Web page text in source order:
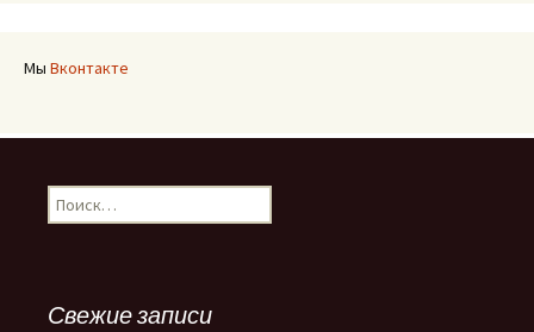
Мы Вконтакте
Найти:
Свежие записи